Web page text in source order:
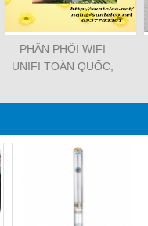
PHÂN PHỐI WIFI
UNIFI TOÀN QUỐC,
TỐT